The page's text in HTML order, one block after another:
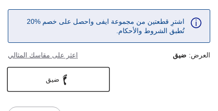
اشترِ قطعتين من مجموعة ايفى واحصل على خصم %20
تُطبق الشروط والأحكام.
العرض: ضيق اعثر على مقاسك المثالي
ضيق